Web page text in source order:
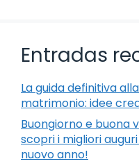
Entradas
La guida definitiva
matrimonio: idee
Buongiorno e buona
scopri i migliori
nuovo anno!